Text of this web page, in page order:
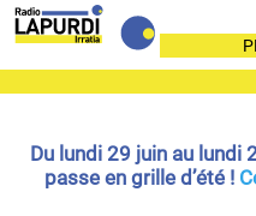
Du lundi 29 juin au lundi
passe en grille d’été !